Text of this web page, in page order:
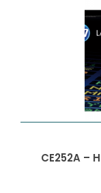
CE252A –